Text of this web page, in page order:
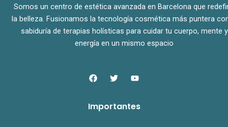
Somos un centro de estética avanzada en Barcelona que
la belleza. Fusionamos la tecnología cosmética más puntera
sabiduría de terapias holísticas para cuidar tu cuerpo, mente y
energía en un mismo espacio
F
a
b
T
w
t
Y
o
u
Importantes